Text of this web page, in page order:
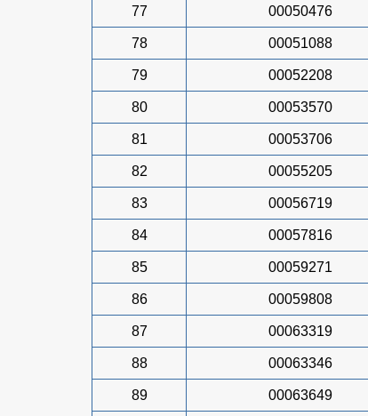
77 00050476
78 00051088
79 00052208
80 00053570
81 00053706
82 00055205
83 00056719
84 00057816
85 00059271
86 00059808
87 00063319
88 00063346
89 00063649